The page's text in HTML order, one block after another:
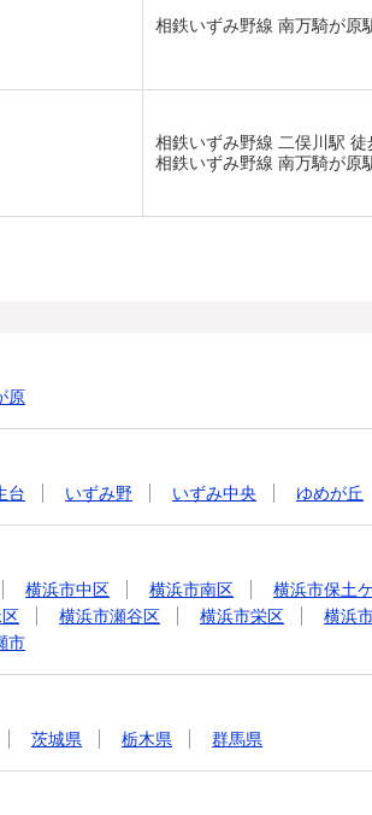
相鉄いずみ野線 南万騎が原
相鉄いずみ野線 二俣川駅 徒
相鉄いずみ野線 南万騎が原
原
台 いずみ野 いずみ中央 ゆめが丘
横浜市中区 横浜市南区 横浜市保土
横浜市瀬谷区 横浜市栄区 横浜
市
茨城県 栃木県 群馬県